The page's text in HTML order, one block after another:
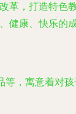
，打造特
健康、快乐的成
，寓意着对